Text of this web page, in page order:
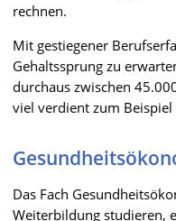
rechnen.
Mit gestiegener
Gehaltssprung zu
durchaus zwischen
viel verdient zum
Das Fach
Weiterbildung studieren,